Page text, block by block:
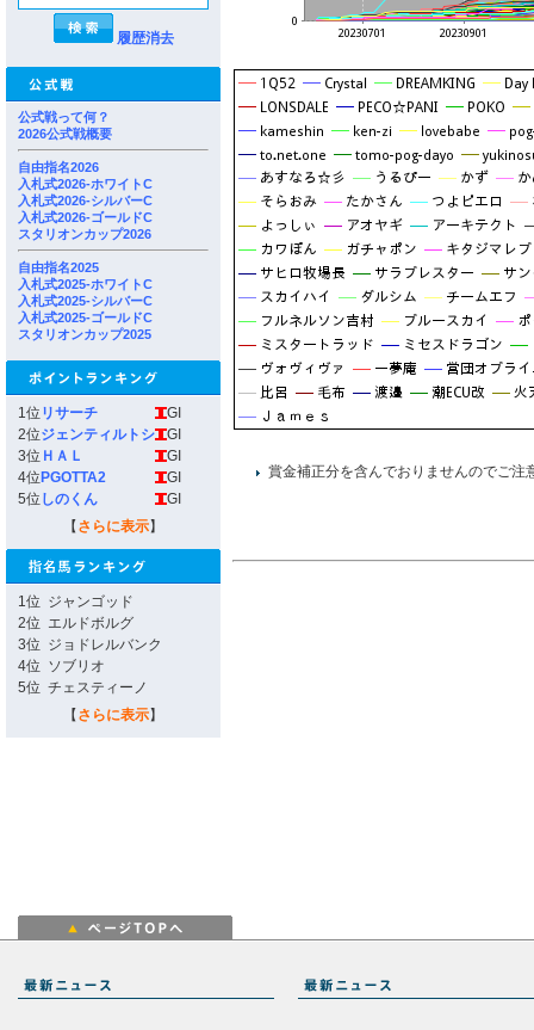
履歴消去
公式戦って何？
2026公式戦概要
自由指名2026
入札式2026-ホワイトC
入札式2026-シルバーC
入札式2026-ゴールドC
スタリオンカップ2026
自由指名2025
入札式2025-ホワイトC
入札式2025-シルバーC
入札式2025-ゴールドC
スタリオンカップ2025
1位 リサーチ
GI
2位ジェンティルトシ
GI
3位 ＨＡＬ
GI
4位 PGOTTA2
GI
5位 しのくん
GI
【 さらに表示】
1位 ジャンゴッド
2位 エルドボルグ
3位 ジョドレルバンク
4位 ソブリオ
5位 チェスティーノ
【 さらに表示】
賞金補正分を含んでおりませんのでご注